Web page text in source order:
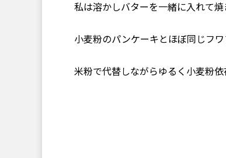
私は溶かしバターを一緒に入れて焼
小麦粉のパンケーキとほぼ同じフワ
米粉で代替しながらゆるく小麦粉依